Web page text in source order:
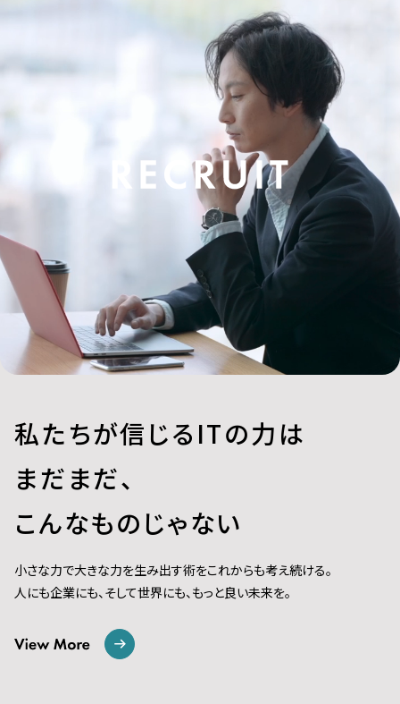
私たちが信じるITの力は
まだまだ、
こんなものじゃない
小さな力で大きな力を生み出す術をこれからも考え続ける。
人にも企業にも、そして世界にも、もっと良い未来を。